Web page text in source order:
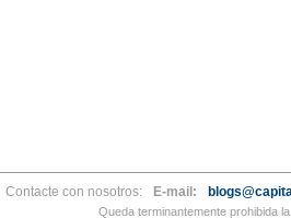
Contacte con nosotros: E-mail:
Queda terminantemente prohibida